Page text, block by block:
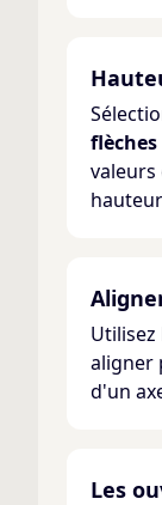
aligner
d'un
Les